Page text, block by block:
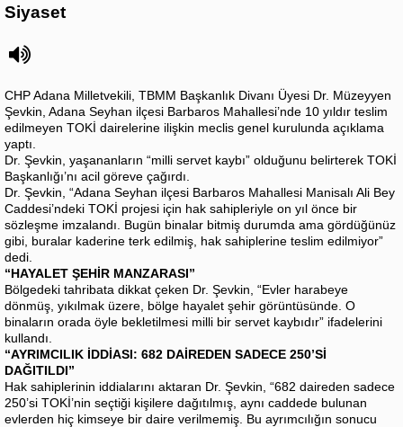
Siyaset
CHP Adana Milletvekili, TBMM Başkanlık Divanı Üyesi Dr. Müzeyyen
Şevkin, Adana Seyhan ilçesi Barbaros Mahallesi’nde 10 yıldır teslim
edilmeyen TOKİ dairelerine ilişkin meclis genel kurulunda açıklama
yaptı.
Dr. Şevkin, yaşananların “milli servet kaybı” olduğunu belirterek TOKİ
Başkanlığı’nı acil göreve çağırdı.
Dr. Şevkin, “Adana Seyhan ilçesi Barbaros Mahallesi Manisalı Ali Bey
Caddesi’ndeki TOKİ projesi için hak sahipleriyle on yıl önce bir
sözleşme imzalandı. Bugün binalar bitmiş durumda ama gördüğünüz
gibi, buralar kaderine terk edilmiş, hak sahiplerine teslim edilmiyor”
dedi.
“HAYALET ŞEHİR MANZARASI”
Bölgedeki tahribata dikkat çeken Dr. Şevkin, “Evler harabeye
dönmüş, yıkılmak üzere, bölge hayalet şehir görüntüsünde. O
binaların orada öyle bekletilmesi milli bir servet kaybıdır” ifadelerini
kullandı.
“AYRIMCILIK İDDİASI: 682 DAİREDEN SADECE 250’Sİ
DAĞITILDI”
Hak sahiplerinin iddialarını aktaran Dr. Şevkin, “682 daireden sadece
250’si TOKİ’nin seçtiği kişilere dağıtılmış, aynı caddede bulunan
evlerden hiç kimseye bir daire verilmemiş. Bu ayrımcılığın sonucu